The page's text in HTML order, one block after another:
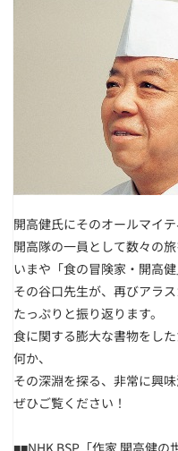
開高健氏にそのオールマイ
開高隊の一員として数々の
いまや「食の冒険家・開高
その谷口先生が、再びアラ
たっぷりと振り返ります。
食に関する膨大な書物をし
何か、
その深淵を探る、非常に興
ぜひご覧ください！
■■NHK BSP「作家 開高健